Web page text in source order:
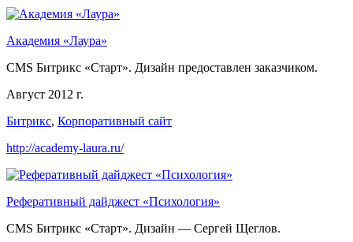
Академия «Лаура»
CMS Битрикс «Старт». Дизайн предоставлен заказчиком.
Август 2012 г.
Битрикс, Корпоративный сайт
http://academy-laura.ru/
Реферативный дайджест «Психология»
CMS Битрикс «Старт». Дизайн — Сергей Щеглов.